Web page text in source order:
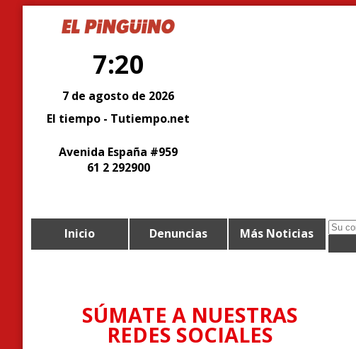
7:20
7 de agosto de 2026
El tiempo - Tutiempo.net
Avenida España #959
61 2 292900
Inicio Denuncias Más Noticias
SÚMATE A NUESTRAS
REDES SOCIALES